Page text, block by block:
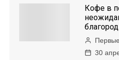
Кофе в
30